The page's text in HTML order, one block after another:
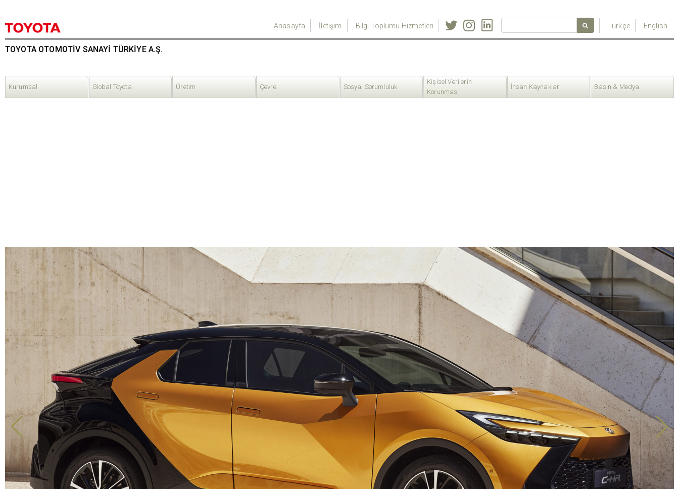
Anasayfa İletişim Bilgi Toplumu Hizmetleri Türkçe English
TOYOTA OTOMOTİV SANAYİ TÜRKİYE A.Ş.
Kurumsal Global Toyota Üretim Çevre Sosyal Sorumluluk
Kişisel Verilerin
Korunması
İnsan Kaynakları Basın & Medya